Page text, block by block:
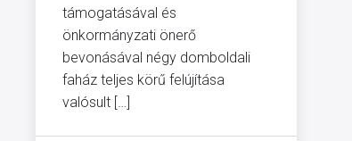
támogatásával és
önkormányzati önerő
bevonásával négy domboldali
faház teljes körű felújítása
valósult […]